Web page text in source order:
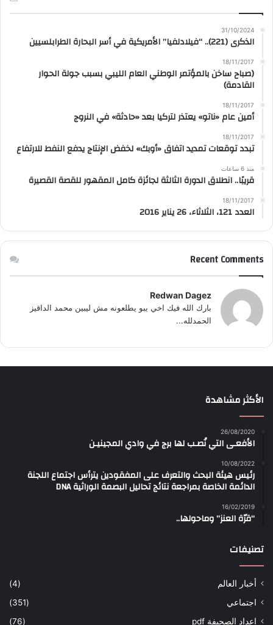
31/10/2024
الذكرى (221).. “فيلادلفيا” الأمريكية في أسر البحارة الطرابلسيين
18/11/2017
(صباح ساخن بالمؤتمر الوطني العام الليبي بسبب جولة الحوار
القادمة)
18/11/2017
أمين عام «ناتو» يعتذر لتركيا بعد «حادثة» في النروج
18/11/2017
تبدد توقعات تمديد اتفاق «أوبك» لخفض الإنتاج يدفع النفط للارتفاع
منذ 6 ساعات
قريبًا.. انطلاق الدورة الثالثة لجائزة كامل المقهور للقصة القصيرة
18/11/2017
العدد 121، الثلاثاء، 26 يناير 2016
Recent Comments
Redwan Dagez
بارك الله فيك اخي يبو يطلعونه مش ليبين محمد الداقيز
الحمدلله...
الأكثر مشاهدة
26/08/2020
الأفعـى التي نُصـب لها برج في وادي المجينيـن
10/08/2022
رئيس هيئة البحث والتعرف على المفقودين يترأس اجتماع اللجنة
الدائمة الخاصة بمراجعة نتائج تحاليل البصمة الوراثية DNA
16/02/2019
“قرّة العنز” وماحولها..
تصنيفات
أخبار العالم
(4)
اجتماعي
(351)
اعداد الصحيفة pdf
(76)